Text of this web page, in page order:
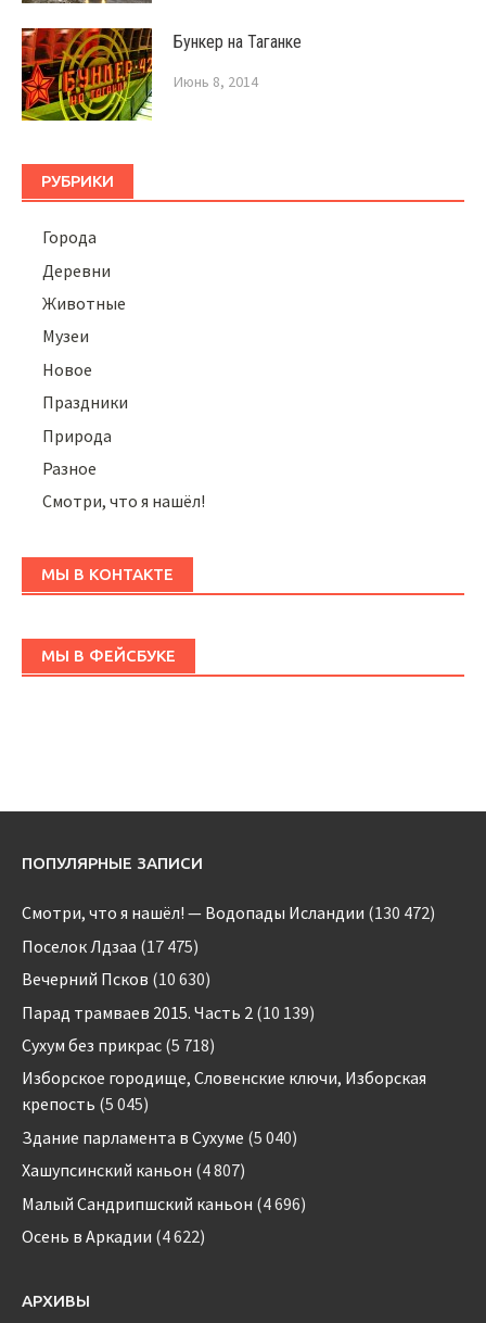
Бункер на Таганке
Июнь 8, 2014
РУБРИКИ
Города
Деревни
Животные
Музеи
Новое
Праздники
Природа
Разное
Смотри, что я нашёл!
МЫ В КОНТАКТЕ
МЫ В ФЕЙСБУКЕ
ПОПУЛЯРНЫЕ ЗАПИСИ
Смотри, что я нашёл! — Водопады Исландии (130 472)
Поселок Лдзаа (17 475)
Вечерний Псков (10 630)
Парад трамваев 2015. Часть 2 (10 139)
Сухум без прикрас (5 718)
Изборское городище, Словенские ключи, Изборская
крепость (5 045)
Здание парламента в Сухуме (5 040)
Хашупсинский каньон (4 807)
Малый Сандрипшский каньон (4 696)
Осень в Аркадии (4 622)
АРХИВЫ